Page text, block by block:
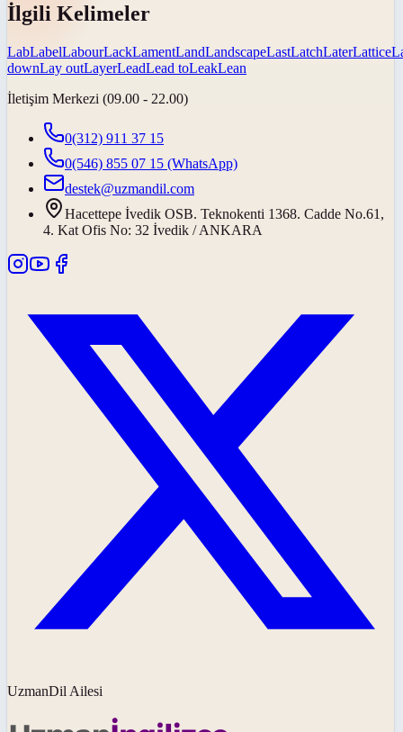
İlgili Kelimeler
LabLabelLabourLackLamentLandLandscapeLastLatchLaterLattice
downLay outLayerLeadLead toLeakLean
İletişim Merkezi (09.00 - 22.00)
0(312) 911 37 15
0(546) 855 07 15 (WhatsApp)
destek@uzmandil.com
Hacettepe İvedik OSB. Teknokenti 1368. Cadde No.61,
4. Kat Ofis No: 32 İvedik / ANKARA
UzmanDil Ailesi